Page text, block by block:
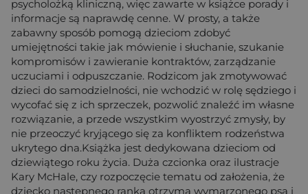
psycholożką kliniczną, więc zawarte w książce porady i
informacje są naprawdę cenne. W prosty, a także
zabawny sposób pomogą dzieciom zdobyć
umiejętności takie jak mówienie i słuchanie, szukanie
kompromisów i zawieranie kontraktów, zarządzanie
uczuciami i odpuszczanie. Rodzicom jak zmotywować
dzieci do samodzielności, nie wchodzić w rolę sędziego i
wycofać się z ich sprzeczek, pozwolić znaleźć im własne
rozwiązanie, a przede wszystkim wyostrzyć zmysły, by
nie przeoczyć kryjącego się za konfliktem rodzeństwa
ukrytego dna.Książka jest dedykowana dzieciom od
dziewiątego roku życia. Duża czcionka oraz ilustracje
Kary McHale, czy rozpoczęcie tematu od założenia, że
dziecko następnego ranka otrzyma wymarzonego psa i